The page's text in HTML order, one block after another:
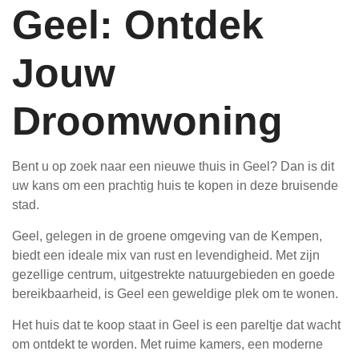
Geel: Ontdek
Jouw
Droomwoning
Bent u op zoek naar een nieuwe thuis in Geel? Dan is dit
uw kans om een prachtig huis te kopen in deze bruisende
stad.
Geel, gelegen in de groene omgeving van de Kempen,
biedt een ideale mix van rust en levendigheid. Met zijn
gezellige centrum, uitgestrekte natuurgebieden en goede
bereikbaarheid, is Geel een geweldige plek om te wonen.
Het huis dat te koop staat in Geel is een pareltje dat wacht
om ontdekt te worden. Met ruime kamers, een moderne